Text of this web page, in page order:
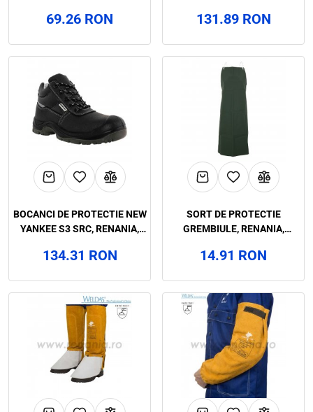
(6009N)
69.26 RON 131.89 RON
BOCANCI DE PROTECTIE NEW
YANKEE S3 SRC, RENANIA,
134.31 RON
SORT DE PROTECTIE
GREMBIULE, RENANIA,
14.91 RON